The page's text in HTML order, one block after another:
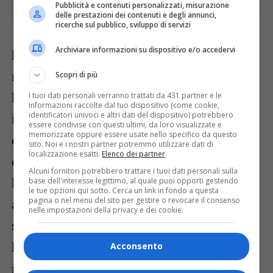
Maila Danielis ha conseguito la laurea
magistrale in Ingegneria per l’ambiente e
l’energia nel 2016, nel 2020 ha conseguito
il Dottorato di ricerca in Scienze
dell’ingegneria energetica ed ambientale
con una tesi su catalizzatori per
l’abbattimento di metano in veicoli
alimentati a gas naturale sotto la
supervisione delle professoresse Carla de
Leitenburg e Sara Colussi. “È un risultato
importante a livello internazionale per la
Pubblicità e contenuti personalizzati, misurazione
delle prestazioni dei contenuti e degli annunci,
ricerche sul pubblico, sviluppo di servizi
Archiviare informazioni su dispositivo e/o accedervi
Scopri di più
I tuoi dati personali verranno trattati da 431 partner e le
informazioni raccolte dal tuo dispositivo (come cookie,
identificatori univoci e altri dati del dispositivo) potrebbero
essere condivise con questi ultimi, da loro visualizzate e
memorizzate oppure essere usate nello specifico da questo
sito. Noi e i nostri partner potremmo utilizzare dati di
localizzazione esatti. Elenco dei partner.
Alcuni fornitori potrebbero trattare i tuoi dati personali sulla
base dell'interesse legittimo, al quale puoi opporti gestendo
le tue opzioni qui sotto. Cerca un link in fondo a questa
pagina o nel menu del sito per gestire o revocare il consenso
nelle impostazioni della privacy e dei cookie.
Acconsento